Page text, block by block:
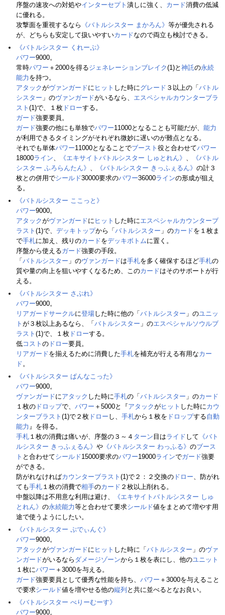
序盤の速攻への対処やインターセプト 潰しに強く、 カード消費の低減
に優れる。
攻撃面を重視するなら 《バトルシスター まかろん》 等が優先される
が、どちらも安定して扱いやすいカードなので両立も検討できる。
《バトルシスター くれーぷ》
パワー9000。
常時パワー ＋2000を得るジェネレーションブレイク(1)と 神託の永続
能力 を持つ。
アタックがヴァンガードに ヒット した時にグレード ３以上の「 バトル
シスター 」のヴァンガードがいるなら、 エスペシャルカウンターブラ
スト (1)で、１枚 ドローする。
ガード強要要員。
ガード強要の他にも単独でパワー11000となることも可能だが、 能力
が利用できるタイミングがそれぞれ微妙に遅いのが難点となる。
それでも単体パワー11000となることでブースト 役と合わせてパワー
18000ライン、 《エキサイトバトルシスター しゅとれん》 、
《バトル
シスター ふろらんたん》 、 《バトルシスター きっふぇるん》 の計３
枚との併用でシールド30000要求のパワー36000ラインの形成が狙え
る。
《バトルシスター ここっと》
パワー9000。
アタックがヴァンガードに ヒット した時にエスペシャルカウンターブ
ラスト (1)で、 デッキトップから「 バトルシスター 」のカードを１枚ま
で手札に加え、残りのカードをデッキボトムに置く。
序盤から使えるガード強要の手段。
「 バトルシスター 」のヴァンガードは手札を多く確保するほど手札の
質や量の向上を狙いやすくなるため、このカードはそのサポートが行
える。
《バトルシスター さぶれ》
パワー9000。
リアガードサークルに登場した時に他の「 バトルシスター 」のユニッ
ト が３枚以上あるなら、「 バトルシスター 」のエスペシャルソウルブ
ラスト (1)で、１枚 ドローする。
低コスト の ドロー要員。
リアガードを揃えるために消費した手札を補充が行える有用なカー
ド。
《バトルシスター ぱんなこった》
パワー9000。
ヴァンガードにアタック した時に手札の「 バトルシスター 」のカード
１枚の ドロップで、 パワー ＋5000と『アタックがヒット した時にカウ
ンターブラスト (1)で２枚 ドロー し、 手札から１枚を ドロップする自動
能力 』を得る。
手札 １枚の消費は痛いが、序盤の３～４ ターン 目はライド して 《バト
ルシスター きっふぇるん》 や 《バトルシスター わっふる》 のブース
ト と合わせてシールド15000要求のパワー19000ラインでガード強要
ができる。
防がれなければカウンターブラスト (1)で２：２交換の ドロー、防がれ
ても手札 １枚の消費で相手のカード ２枚以上削れる。
中盤以降は不用意な利用は避け、
《エキサイトバトルシスター しゅ
とれん》 の永続能力等と合わせて要求シールド値をまとめて増やす用
途で使うようにしたい。
《バトルシスター ぷでぃんぐ》
パワー9000。
アタックがヴァンガードに ヒット した時に「 バトルシスター 」のヴァ
ンガードがいるなら ダメージゾーンから１枚を表にし、他のユニット
１枚にパワー ＋3000を与える。
ガード強要要員として優秀な性能を持ち、 パワー ＋3000を与えること
で要求シールド値を増やせる他の縦列 と共に並べるとなお良い。
《バトルシスター べりーむーす》
パワー9000。